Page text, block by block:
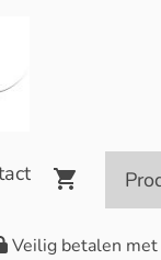
Veilig betalen met